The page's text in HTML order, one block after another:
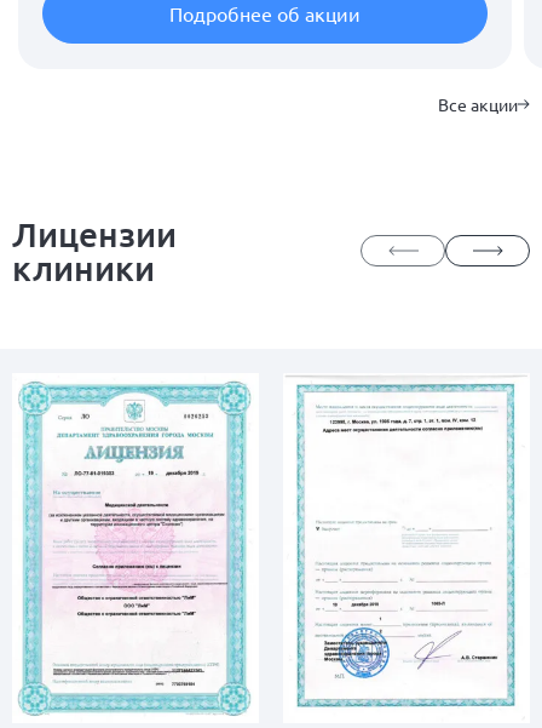
Подробнее об акции
Все акции
Лицензии
клиники